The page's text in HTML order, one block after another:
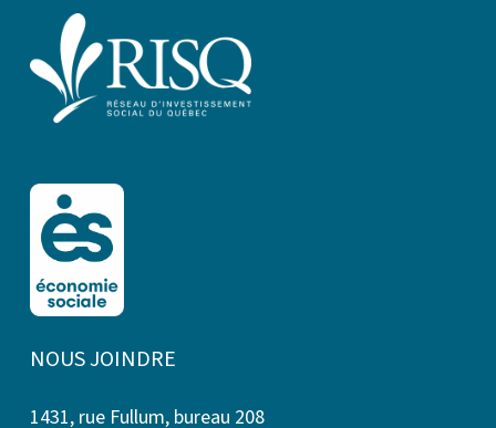
NOUS JOINDRE
1431, rue Fullum, bureau 208